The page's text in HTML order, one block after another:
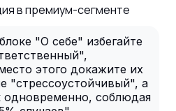
в премиум-сегменте
"О себе" избегайте
этого докажите их
"стрессоустойчивый", а
одновременно, соблюдая